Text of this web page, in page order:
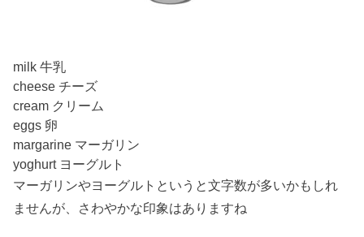
milk 牛乳
cheese チーズ
cream クリーム
eggs 卵
margarine マーガリン
yoghurt ヨーグルト
マーガリンやヨーグルトというと文字数が多いかもしれ
ませんが、さわやかな印象はありますね